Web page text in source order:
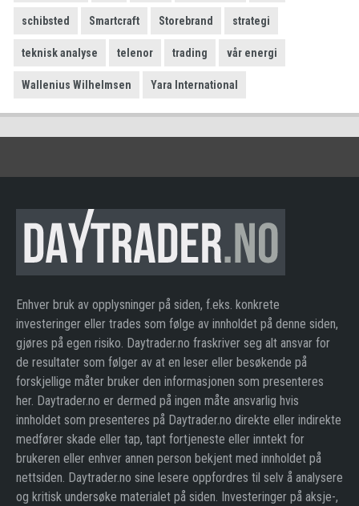
schibsted Smartcraft Storebrand strategi
teknisk analyse telenor trading vår energi
Wallenius Wilhelmsen Yara International
Enhver bruk av opplysninger på siden, f.eks. konkrete
investeringer eller trades som følge av innholdet på denne siden,
gjøres på egen risiko. Daytrader.no fraskriver seg alt ansvar for
de resultater som følger av at en leser eller besøkende på
forskjellige måter bruker den informasjonen som presenteres
her. Daytrader.no er dermed på ingen måte ansvarlig hvis
innholdet som presenteres på Daytrader.no direkte eller indirekte
medfører skade eller tap, tapt fortjeneste eller inntekt for
brukeren eller enhver annen person bekjent med innholdet på
nettsiden. Daytrader.no sine lesere oppfordres til selv å analysere
og kritisk undersøke materialet på siden. Investeringer på aksje-,